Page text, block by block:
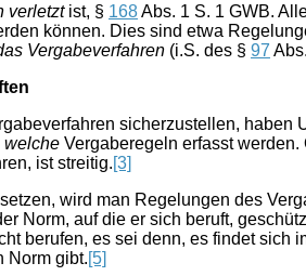
verletztist, § 168Abs. 1 S. 1 GWB.
können. Dies sind etwa
Vergabeverfahren (i.S. des § 97
sicherzustellen, haben
welche Vergaberegeln erfasst
ist streitig.[3]
wird man Regelungen des
Norm, auf die er sich beruft,
berufen, es sei denn, es findet sich
Norm gibt.[5]